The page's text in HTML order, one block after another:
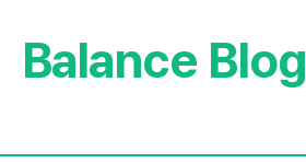
Balance Blog